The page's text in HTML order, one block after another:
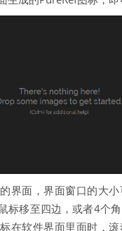
界面，界面窗口的大
标移至四边，或者4个
在软件界面里面时，